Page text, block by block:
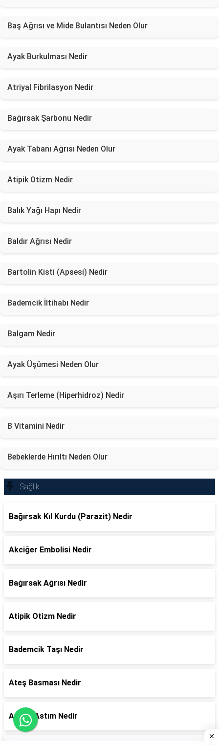
Baş Ağrısı ve Mide Bulantısı Neden Olur
Ayak Burkulması Nedir
Atriyal Fibrilasyon Nedir
Bağırsak Şarbonu Nedir
Ayak Tabanı Ağrısı Neden Olur
Atipik Otizm Nedir
Balık Yağı Hapı Nedir
Baldır Ağrısı Nedir
Bartolin Kisti (Apsesi) Nedir
Bademcik İltihabı Nedir
Balgam Nedir
Ayak Üşümesi Neden Olur
Aşırı Terleme (Hiperhidroz) Nedir
B Vitamini Nedir
Bebeklerde Hırıltı Neden Olur
Sağlık
Bağırsak Kıl Kurdu (Parazit) Nedir
Akciğer Embolisi Nedir
Bağırsak Ağrısı Nedir
Atipik Otizm Nedir
Bademcik Taşı Nedir
Ateş Basması Nedir
Alerjik Astım Nedir